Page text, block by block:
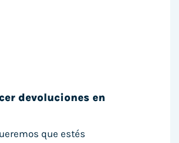
devoluciones en
que estés